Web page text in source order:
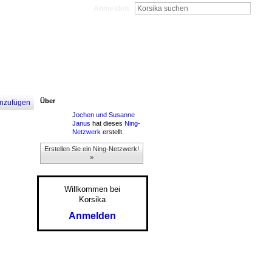
Über
Jochen und Susanne
Janus hat dieses Ning-
Netzwerk erstellt.
Erstellen Sie ein Ning-Netzwerk!
»
Willkommen bei
Korsika
Anmelden